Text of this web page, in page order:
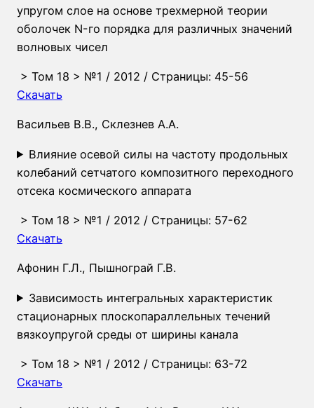
упругом слое на основе трехмерной теории
оболочек N-го порядка для различных значений
волновых чисел
> Том 18 > №1 / 2012 / Страницы: 45-56
Скачать
Васильев В.В., Склезнев А.А.
Влияние осевой силы на частоту продольных
колебаний сетчатого композитного переходного
отсека космического аппарата
> Том 18 > №1 / 2012 / Страницы: 57-62
Скачать
Афонин Г.Л., Пышнограй Г.В.
Зависимость интегральных характеристик
стационарных плоскопараллельных течений
вязкоупругой среды от ширины канала
> Том 18 > №1 / 2012 / Страницы: 63-72
Скачать